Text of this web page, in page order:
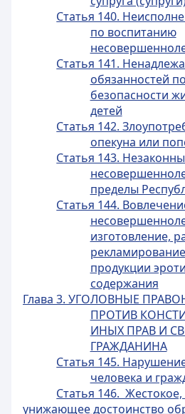
Статья 140.
по воспитанию
Статья 141.
обязанностей
безопасности
детей
Статья 142.
опекуна или
Статья 143.
пределы
Статья 144.
изготовление,
продукции
содержания
Глава 3. УГОЛОВНЫЕ
ПРОТИВ
ИНЫХ ПРАВ И
ГРАЖДАНИНА
Статья 145.
человека и
Статья 146.
унижающее достоинство